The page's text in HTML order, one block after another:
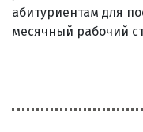
абитуриентам для
месячный рабочий